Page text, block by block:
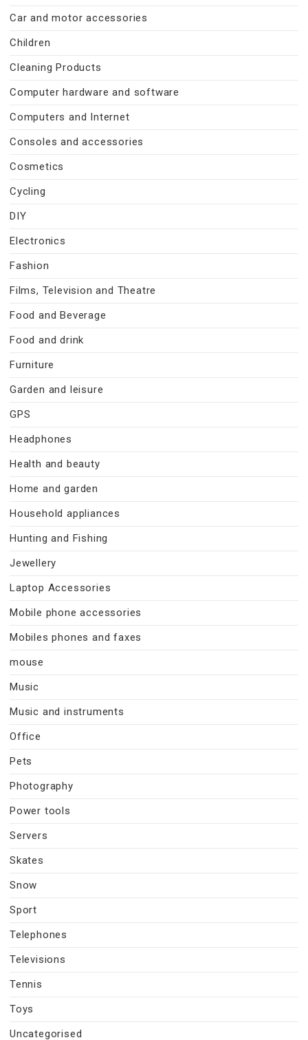
Car and motor accessories
Children
Cleaning Products
Computer hardware and software
Computers and Internet
Consoles and accessories
Cosmetics
Cycling
DIY
Electronics
Fashion
Films, Television and Theatre
Food and Beverage
Food and drink
Furniture
Garden and leisure
GPS
Headphones
Health and beauty
Home and garden
Household appliances
Hunting and Fishing
Jewellery
Laptop Accessories
Mobile phone accessories
Mobiles phones and faxes
mouse
Music
Music and instruments
Office
Pets
Photography
Power tools
Servers
Skates
Snow
Sport
Telephones
Televisions
Tennis
Toys
Uncategorised